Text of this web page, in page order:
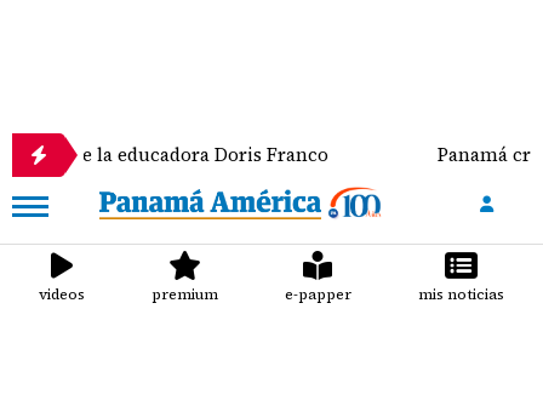
educadora Doris Franco Panamá crea un
videos premium e-papper mis noticias